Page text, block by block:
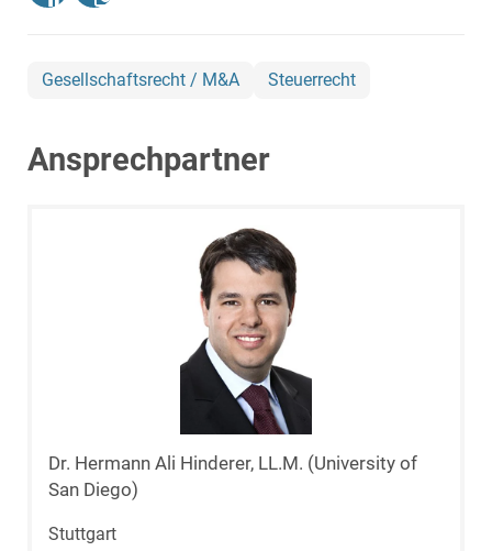
Gesellschaftsrecht / M&A Steuerrecht
Ansprechpartner
Dr. Hermann Ali Hinderer, LL.M. (University of
San Diego)
Stuttgart